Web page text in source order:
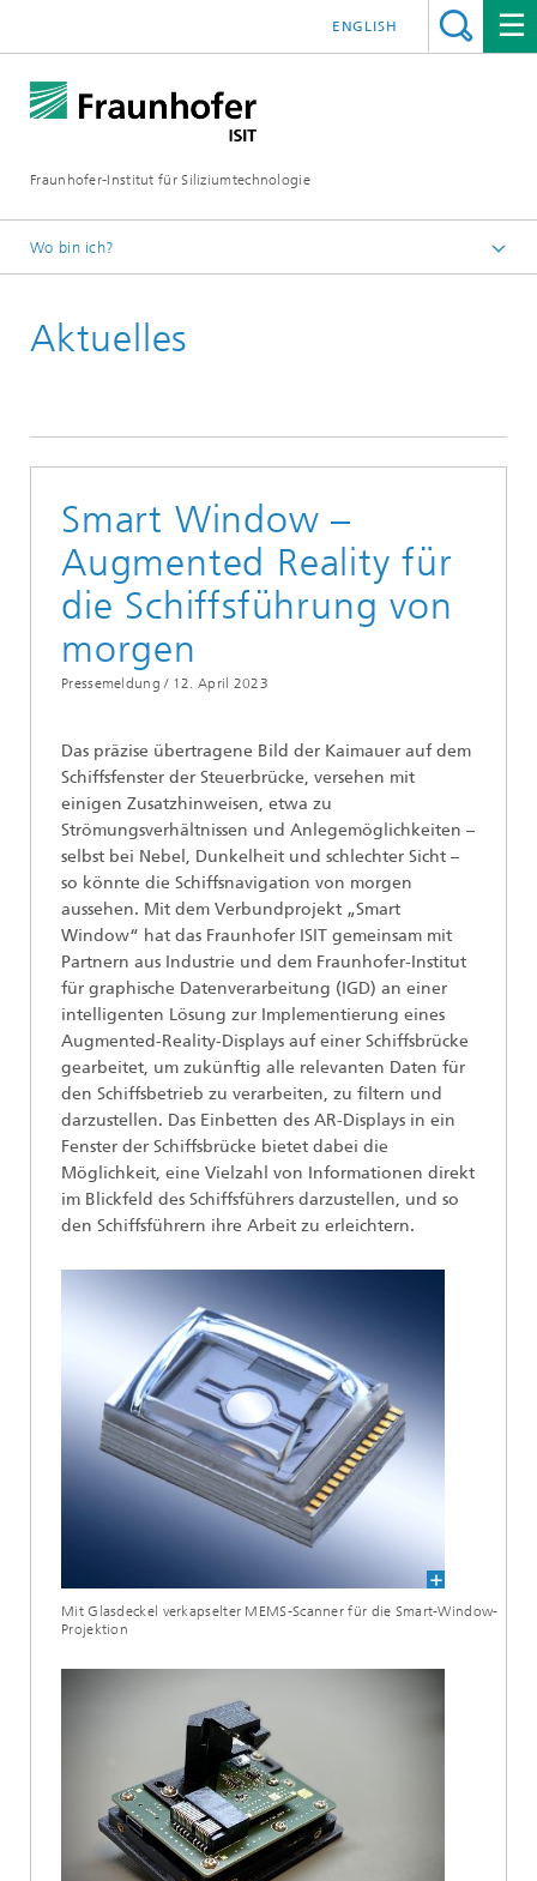
Fraunhofer-Institut für Siliziumtechnologie
ENGLISH
Wo bin ich?
Newsroom
Aktuelles
Smart Window –
Augmented Reality für
die Schiffsführung von
morgen
Pressemeldung / 12. April 2023
Das präzise übertragene Bild der Kaimauer auf dem
Schiffsfenster der Steuerbrücke, versehen mit
einigen Zusatzhinweisen, etwa zu
Strömungsverhältnissen und Anlegemöglichkeiten –
selbst bei Nebel, Dunkelheit und schlechter Sicht –
so könnte die Schiffsnavigation von morgen
aussehen. Mit dem Verbundprojekt „Smart
Window“ hat das Fraunhofer ISIT gemeinsam mit
Partnern aus Industrie und dem Fraunhofer-Institut
für graphische Datenverarbeitung (IGD) an einer
intelligenten Lösung zur Implementierung eines
Augmented-Reality-Displays auf einer Schiffsbrücke
gearbeitet, um zukünftig alle relevanten Daten für
den Schiffsbetrieb zu verarbeiten, zu filtern und
darzustellen. Das Einbetten des AR-Displays in ein
Fenster der Schiffsbrücke bietet dabei die
Möglichkeit, eine Vielzahl von Informationen direkt
im Blickfeld des Schiffsführers darzustellen, und so
den Schiffsführern ihre Arbeit zu erleichtern.
Mit Glasdeckel verkapselter MEMS-Scanner für die Smart-Window-
Projektion